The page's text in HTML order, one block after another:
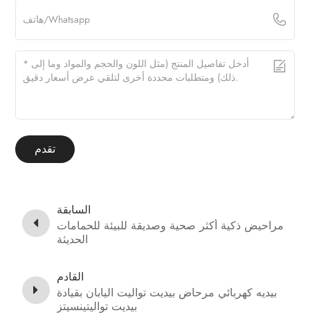
تقدم
السابقة
مراحيض ذكية أكثر صحية وصديقة للبيئة للحمامات
الحديثة
القادم
بيديه كهربائي مرحاض بيديت تواليت اليابان بقيادة
بيديت تواليتينسيتز